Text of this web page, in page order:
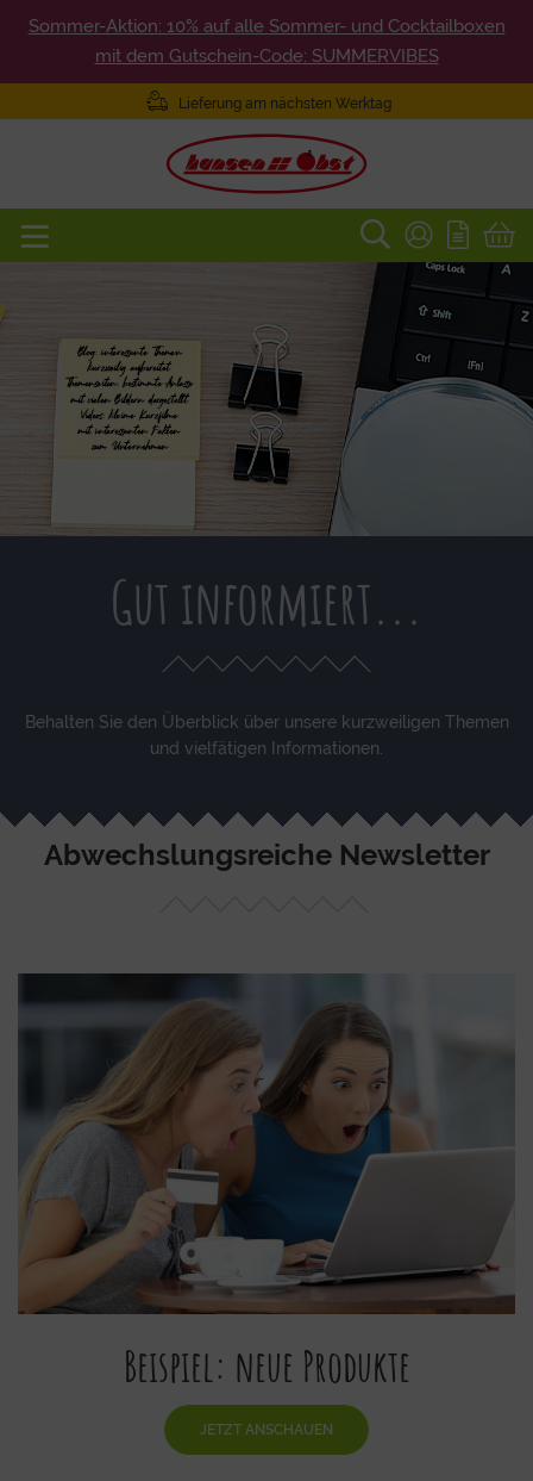
Sommer-Aktion: 10% auf alle Sommer- und Cocktailboxen
mit dem Gutschein-Code: SUMMERVIBES
Lieferung am nächsten Werktag
Gut informiert...
Behalten Sie den Überblick über unsere kurzweiligen Themen
und vielfätigen Informationen.
Abwechslungsreiche Newsletter
Beispiel: neue Produkte
JETZT ANSCHAUEN